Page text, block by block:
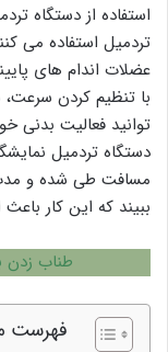
استفاده از دستگاه
تردمیل استفاده می
عضلات اندام های
با تنظیم کردن
توانید فعالیت بدنی
دستگاه تردمیل
مسافت طی شده و مدت
ببیند که این کار
طناب زدن
فهرست